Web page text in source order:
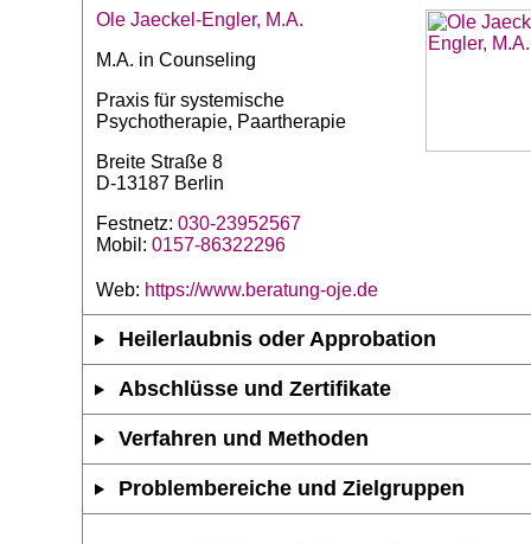
Ole Jaeckel-Engler, M.A.
M.A. in Counseling
Praxis für systemische
Psychotherapie, Paartherapie
Breite Straße 8
D-13187 Berlin
Festnetz: 030-23952567
Mobil: 0157-86322296
Web: https://www.beratung-oje.de
Heilerlaubnis oder Approbation
Abschlüsse und Zertifikate
Verfahren und Methoden
Problembereiche und Zielgruppen